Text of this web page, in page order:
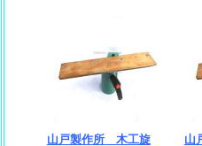
山戸製作所 木工旋
山